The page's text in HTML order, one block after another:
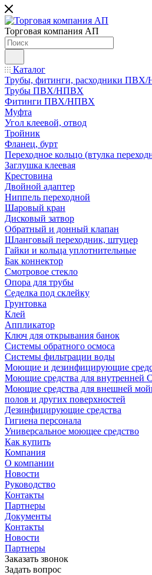
Торговая компания АП
Каталог
Трубы, фитинги, расходники
Трубы ПВХ/НПВХ
Фитинги ПВХ/НПВХ
Муфта
Угол клеевой, отвод
Тройник
Фланец, бурт
Переходное кольцо (втулка
Заглушка клеевая
Крестовина
Двойной адаптер
Ниппель переходной
Шаровый кран
Дисковый затвор
Обратный и донный клапан
Шланговый переходник, штуцер
Гайки и кольца уплотнительные
Бак коннектор
Смотровое стекло
Опора для трубы
Седелка под склейку
Грунтовка
Клей
Аппликатор
Ключ для открывания банок
Системы обратного осмоса
Системы фильтрации воды
Моющие и дезинфицирующие
Моющие средства для внутренней
Моющие средства для внешней
полов и других поверхностей
Дезинфицирующие средства
Гигиена персонала
Универсальное моющее средство
Как купить
Компания
О компании
Новости
Руководство
Контакты
Партнеры
Документы
Контакты
Новости
Партнеры
Заказать звонок
Задать вопрос